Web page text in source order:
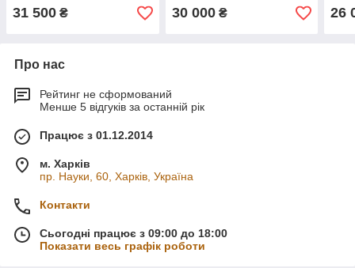
31 500 ₴ 30 000₴ 26
Про нас
Рейтинг не сформований
Менше 5 відгуків за останній рік
Працює з 01.12.2014
м. Харків
пр. Науки, 60, Харків, Україна
Контакти
Сьогодні працює з 09:00 до 18:00
Показати весь графік роботи